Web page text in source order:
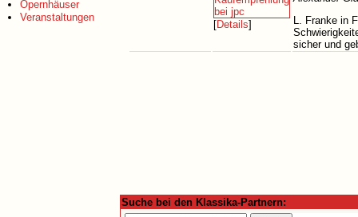
Opernhäuser
Veranstaltungen
[Details]
L. Franke in
sicher und
Suche bei den Klassika-Partnern: